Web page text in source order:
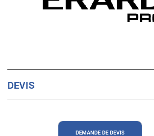
DEVIS
DEMANDE DE DEVIS